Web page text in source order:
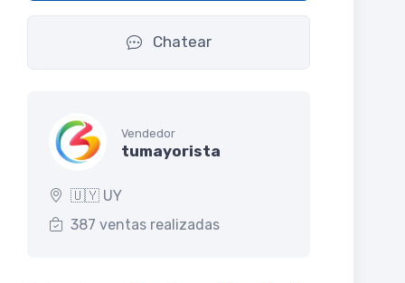
Chatear
Vendedor
tumayorista
🇺🇾 UY
387 ventas realizadas